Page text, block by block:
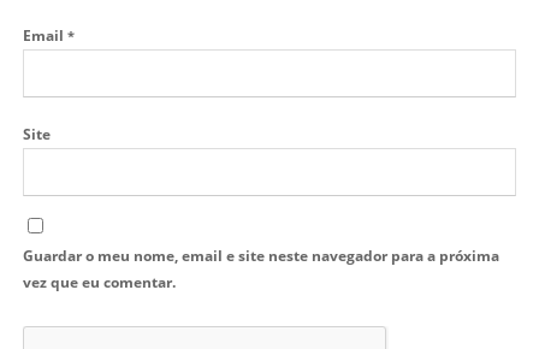
Email *
Site
Guardar o meu nome, email e site neste navegador para a próxima
vez que eu comentar.